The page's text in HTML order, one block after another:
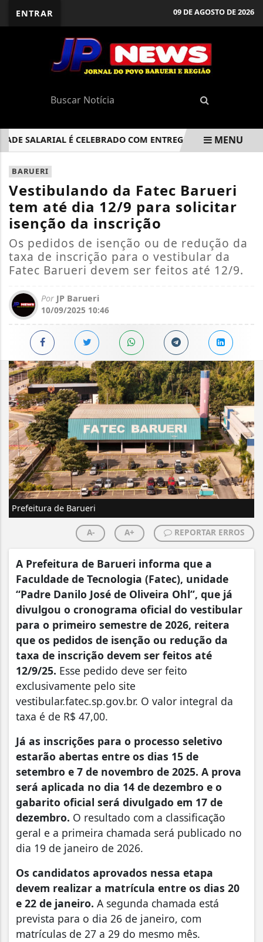
ENTRAR 09 DE AGOSTO DE 2026
SALARIAL É CELEBRADO COM ENTREGA DO SELO SOCIAL
EM ALTA
MENU
BARUERI
Vestibulando da Fatec Barueri
tem até dia 12/9 para solicitar
isenção da inscrição
Os pedidos de isenção ou de redução da
taxa de inscrição para o vestibular da
Fatec Barueri devem ser feitos até 12/9.
Por JP Barueri
10/09/2025 10:46
Prefeitura de Barueri
A- A+ REPORTAR ERROS
A Prefeitura de Barueri informa que a
Faculdade de Tecnologia (Fatec), unidade
“Padre Danilo José de Oliveira Ohl”, que já
divulgou o cronograma oficial do vestibular
para o primeiro semestre de 2026, reitera
que os pedidos de isenção ou redução da
taxa de inscrição devem ser feitos até
12/9/25. Esse pedido deve ser feito
exclusivamente pelo site
vestibular.fatec.sp.gov.br. O valor integral da
taxa é de R$ 47,00.
Já as inscrições para o processo seletivo
estarão abertas entre os dias 15 de
setembro e 7 de novembro de 2025. A prova
será aplicada no dia 14 de dezembro e o
gabarito oficial será divulgado em 17 de
dezembro. O resultado com a classificação
geral e a primeira chamada será publicado no
dia 19 de janeiro de 2026.
Os candidatos aprovados nessa etapa
devem realizar a matrícula entre os dias 20
e 22 de janeiro. A segunda chamada está
prevista para o dia 26 de janeiro, com
matrículas de 27 a 29 do mesmo mês.